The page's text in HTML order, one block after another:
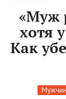
«Муж
хотя
Как